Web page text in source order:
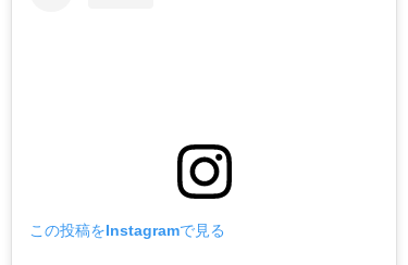
この投稿をInstagramで見る